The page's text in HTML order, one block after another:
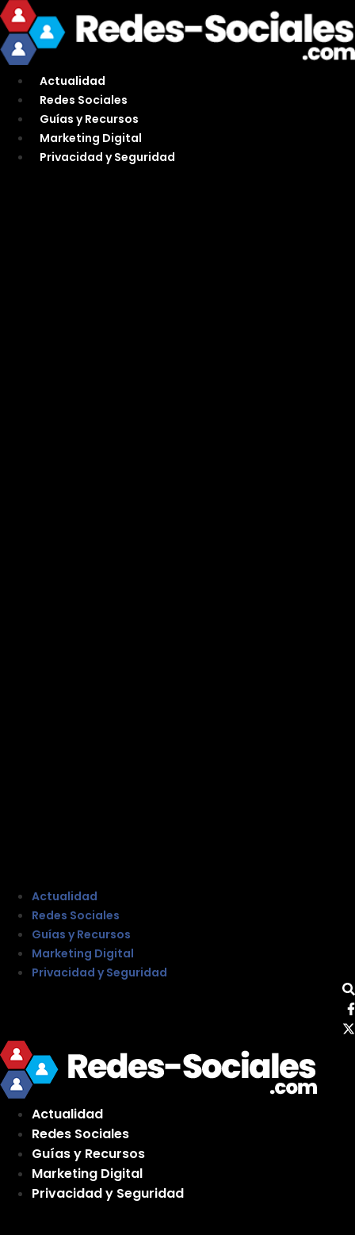
Ir
al
contenido
Actualidad
Redes Sociales
Guías y Recursos
Marketing Digital
Privacidad y Seguridad
Actualidad
Redes Sociales
Guías y Recursos
Marketing Digital
Privacidad y Seguridad
Actualidad
Redes Sociales
Guías y Recursos
Marketing Digital
Privacidad y Seguridad